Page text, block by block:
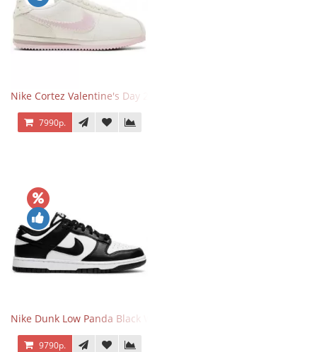
Nike Cortez Valentine's Day 2025
7990р.
Nike Dunk Low Panda Black White
9790р.